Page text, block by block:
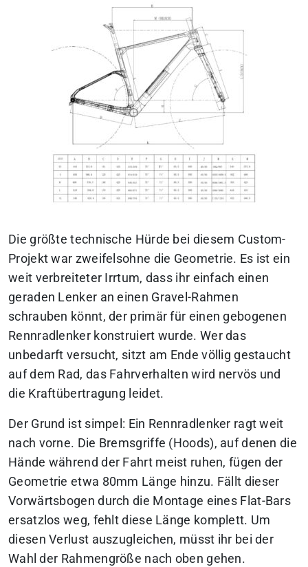
Die größte technische Hürde bei diesem Custom-
Projekt war zweifelsohne die Geometrie. Es ist ein
weit verbreiteter Irrtum, dass ihr einfach einen
geraden Lenker an einen Gravel-Rahmen
schrauben könnt, der primär für einen gebogenen
Rennradlenker konstruiert wurde. Wer das
unbedarft versucht, sitzt am Ende völlig gestaucht
auf dem Rad, das Fahrverhalten wird nervös und
die Kraftübertragung leidet.
Der Grund ist simpel: Ein Rennradlenker ragt weit
nach vorne. Die Bremsgriffe (Hoods), auf denen die
Hände während der Fahrt meist ruhen, fügen der
Geometrie etwa 80mm Länge hinzu. Fällt dieser
Vorwärtsbogen durch die Montage eines Flat-Bars
ersatzlos weg, fehlt diese Länge komplett. Um
diesen Verlust auszugleichen, müsst ihr bei der
Wahl der Rahmengröße nach oben gehen.